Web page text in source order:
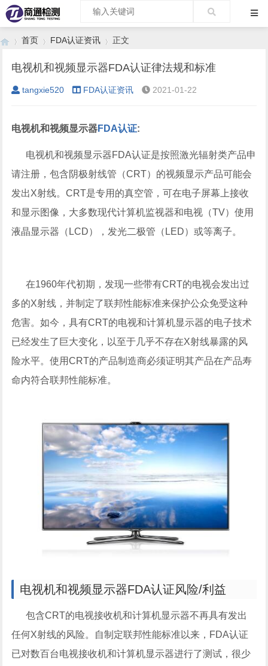
›
首页
›
FDA认证资讯
›
正文
电视机和视频显示器FDA认证律法规和标准
tangxie520 FDA认证资讯 2021-01-22
电视机和视频显示器FDA认证:
电视机和视频显示器FDA认证是按照激光辐射类产品申
请注册，包含阴极射线管（CRT）的视频显示产品可能会
发出X射线。CRT是专用的真空管，可在电子屏幕上接收
和显示图像，大多数现代计算机监视器和电视（TV）使用
液晶显示器（LCD），发光二极管（LED）或等离子。
在1960年代初期，发现一些带有CRT的电视会发出过
多的X射线，并制定了联邦性能标准来保护公众免受这种
危害。如今，具有CRT的电视和计算机显示器的电子技术
已经发生了巨大变化，以至于几乎不存在X射线暴露的风
险水平。使用CRT的产品制造商必须证明其产品在产品寿
命内符合联邦性能标准。
电视机和视频显示器FDA认证风险/利益
包含CRT的电视接收机和计算机显示器不再具有发出
任何X射线的风险。自制定联邦性能标准以来，FDA认证
已对数百台电视接收机和计算机显示器进行了测试，很少